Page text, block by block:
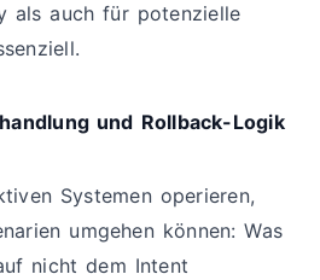
als auch für potenzielle
und Rollback-Logik
Systemen operieren,
umgehen können: Was
nicht dem Intent